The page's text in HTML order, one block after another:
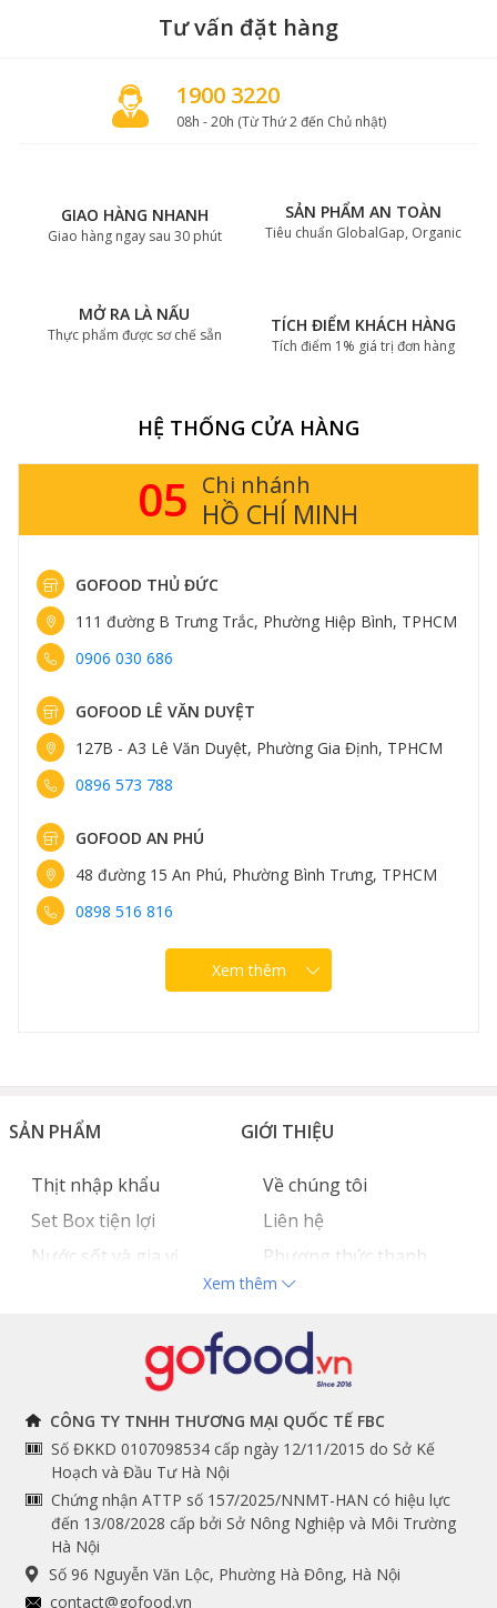
Tư vấn đặt hàng
1900 3220
08h - 20h (Từ Thứ 2 đến Chủ nhật)
GIAO HÀNG NHANH
Giao hàng ngay sau 30 phút
SẢN PHẨM AN TOÀN
Tiêu chuẩn GlobalGap, Organic
MỞ RA LÀ NẤU
Thực phẩm được sơ chế sẵn TÍCH ĐIỂM KHÁCH HÀNG
Tích điểm 1% giá trị đơn hàng
HỆ THỐNG CỬA HÀNG
05 Chi nhánh
HỒ CHÍ MINH
GOFOOD THỦ ĐỨC
111 đường B Trưng Trắc, Phường Hiệp Bình, TPHCM
0906 030 686
GOFOOD LÊ VĂN DUYỆT
127B - A3 Lê Văn Duyệt, Phường Gia Định, TPHCM
0896 573 788
GOFOOD AN PHÚ
48 đường 15 An Phú, Phường Bình Trưng, TPHCM
0898 516 816
Xem thêm
SẢN PHẨM
Thịt nhập khẩu
Set Box tiện lợi
Nước sốt và gia vị
GIỚI THIỆU
Về chúng tôi
Liên hệ
Phương thức thanh
toán
Tuyển dụng
THÔNG TIN
Chính sách và quy định
chung
Hướng dẫn đặt hàng
Cam kết chất lượng
THEO DÕI NGAY
Facebook
Instagram
Youtube
Tiktok
Xem thêm
CÔNG TY TNHH THƯƠNG MẠI QUỐC TẾ FBC
Số ĐKKD 0107098534 cấp ngày 12/11/2015 do Sở Kế
Hoạch và Đầu Tư Hà Nội
Chứng nhận ATTP số 157/2025/NNMT-HAN có hiệu lực
đến 13/08/2028 cấp bởi Sở Nông Nghiệp và Môi Trường
Hà Nội
Số 96 Nguyễn Văn Lộc, Phường Hà Đông, Hà Nội
contact@gofood.vn